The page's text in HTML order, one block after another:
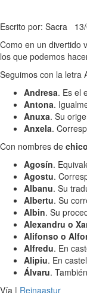
Escrito por: Sacra
Como en un divertido
los que podemos
Seguimos con la letra
Andresa. Es el
Antona.
Anuxa. Su
Anxela.
Con nombres de
Agosín.
Agostu.
Albanu. Su
Albertu. Su
Albin. Su
Alexandru o
Alifonso o
Alfredu. En
Alipiu. En
Álvaru.
Vía | Reinaastur